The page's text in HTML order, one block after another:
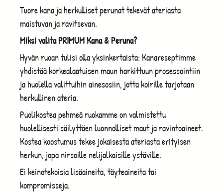
Tuore kana ja herkulliset perunat tekevät ateriasta
maistuvan ja ravitsevan.
Miksi valita PRIMUM Kana & Peruna?
Hyvän ruoan tulisi olla yksinkertaista: Kanareseptimme
yhdistää korkealaatuisen maun harkittuun prosessointiin
ja huolella valittuihin ainesosiin, jotta koirille tarjotaan
herkullinen ateria.
Puolikostea pehmeä ruokamme on valmistettu
huolellisesti säilyttäen luonnolliset maut ja ravintoaineet.
Kostea koostumus tekee jokaisesta ateriasta erityisen
herkun, jopa nirsoille nelijalkaisille ystäville.
Ei keinotekoisia lisäaineita, täyteaineita tai
kompromisseja.